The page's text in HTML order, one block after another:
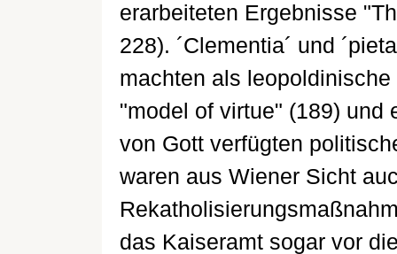
erarbeiteten Ergebnisse
228). ´Clementia´ und
machten als
"model of virtue" (189) und
von Gott verfügten
waren aus Wiener Sicht
das Kaiseramt sogar vor